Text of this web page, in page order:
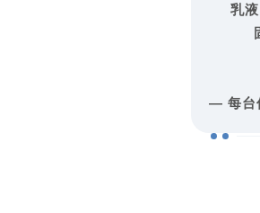
乳
— 每台